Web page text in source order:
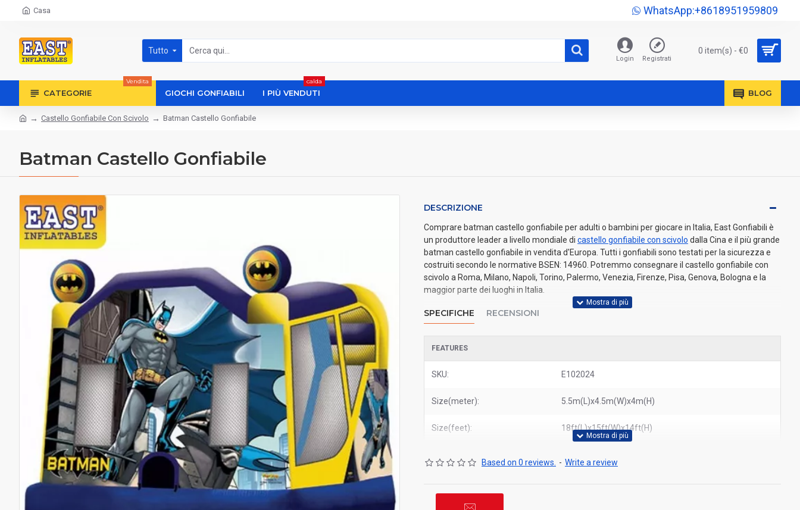
Casa WhatsApp:+8618951959809
Tutto
Login Registrati
0 item(s) - €0
CATEGORIE
Vendita
GIOCHI GONFIABILI I PIÙ VENDUTI
calda
BLOG
Castello Gonfiabile Con Scivolo Batman Castello Gonfiabile
Batman Castello Gonfiabile
DESCRIZIONE
Comprare batman castello gonfiabile per adulti o bambini per giocare in Italia, East Gonfiabili è
un produttore leader a livello mondiale di castello gonfiabile con scivolo dalla Cina e il più grande
batman castello gonfiabile in vendita d'Europa. Tutti i gonfiabili sono testati per la sicurezza e
costruiti secondo le normative BSEN: 14960. Potremmo consegnare il castello gonfiabile con
scivolo a Roma, Milano, Napoli, Torino, Palermo, Venezia, Firenze, Pisa, Genova, Bologna e la
maggior parte dei luoghi in Italia.
SPECIFICHE RECENSIONI
FEATURES
SKU: E102024
Size(meter): 5.5m(L)x4.5m(W)x4m(H)
Size(feet): 18ft(L)x15ft(W)x14ft(H)
Based on 0 reviews. - Write a review